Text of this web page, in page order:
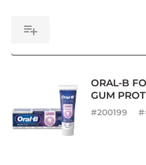
ORAL-B
GUM
#200199